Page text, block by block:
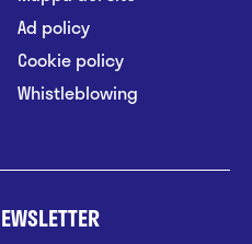
Ad policy
Cookie policy
Whistleblowing